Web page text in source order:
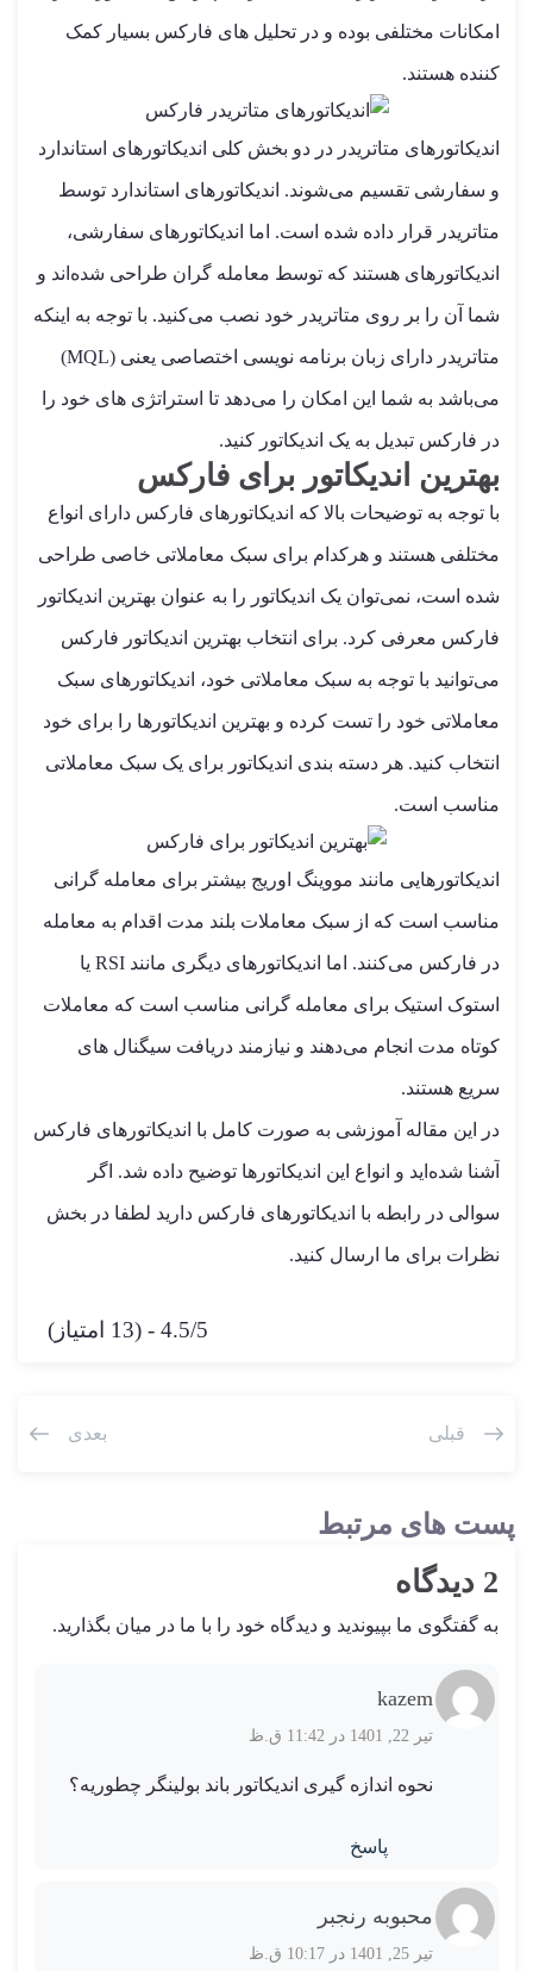
امکانات مختلفی بوده و در تحلیل های فارکس بسیار کمک
کننده هستند.
اندیکاتورهای متاتریدر در دو بخش کلی اندیکاتورهای استاندارد
و سفارشی تقسیم می‌شوند. اندیکاتورهای استاندارد توسط
متاتریدر قرار داده شده است. اما اندیکاتورهای سفارشی،
اندیکاتورهای هستند که توسط معامله گران طراحی شده‌اند و
شما آن را بر روی متاتریدر خود نصب می‌کنید. با توجه به اینکه
متاتریدر دارای زبان برنامه نویسی اختصاصی یعنی (MQL)
می‌باشد به شما این امکان را می‌دهد تا استراتژی های خود را
در فارکس تبدیل به یک اندیکاتور کنید.
بهترین اندیکاتور برای فارکس
با توجه به توضیحات بالا که اندیکاتورهای فارکس دارای انواع
مختلفی هستند و هرکدام برای سبک معاملاتی خاصی طراحی
شده است، نمی‌توان یک اندیکاتور را به عنوان بهترین اندیکاتور
فارکس معرفی کرد. برای انتخاب بهترین اندیکاتور فارکس
می‌توانید با توجه به سبک معاملاتی خود، اندیکاتورهای سبک
معاملاتی خود را تست کرده و بهترین اندیکاتورها را برای خود
انتخاب کنید. هر دسته بندی اندیکاتور برای یک سبک معاملاتی
مناسب است.
اندیکاتورهایی مانند مووینگ اوریج بیشتر برای معامله گرانی
مناسب است که از سبک معاملات بلند مدت اقدام به معامله
در فارکس می‌کنند. اما اندیکاتورهای دیگری مانند RSI یا
استوک استیک برای معامله گرانی مناسب است که معاملات
کوتاه مدت انجام می‌دهند و نیازمند دریافت سیگنال های
سریع هستند.
در این مقاله آموزشی به صورت کامل با اندیکاتورهای فارکس
آشنا شده‌اید و انواع این اندیکاتورها توضیح داده شد. اگر
سوالی در رابطه با اندیکاتورهای فارکس دارید لطفا در بخش
نظرات برای ما ارسال کنید.
4.5/5 - (13 امتیاز)
قبلی بعدی
پست های مرتبط
2 دیدگاه
به گفتگوی ما بپیوندید و دیدگاه خود را با ما در میان بگذارید.
kazem
تیر 22, 1401 در 11:42 ق.ظ
نحوه اندازه گیری اندیکاتور باند بولینگر چطوریه؟
پاسخ
محبوبه رنجبر
تیر 25, 1401 در 10:17 ق.ظ